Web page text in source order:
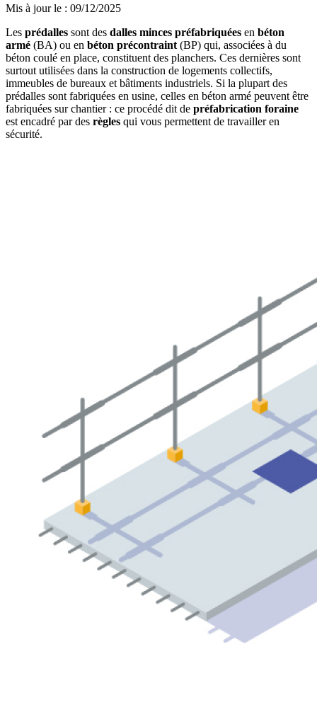
Mis à jour le : 09/12/2025
Les prédalles sont des dalles minces préfabriquées en béton
armé (BA) ou en béton précontraint (BP) qui, associées à du
béton coulé en place, constituent des planchers. Ces dernières sont
surtout utilisées dans la construction de logements collectifs,
immeubles de bureaux et bâtiments industriels. Si la plupart des
prédalles sont fabriquées en usine, celles en béton armé peuvent être
fabriquées sur chantier : ce procédé dit de préfabrication foraine
est encadré par des règles qui vous permettent de travailler en
sécurité.